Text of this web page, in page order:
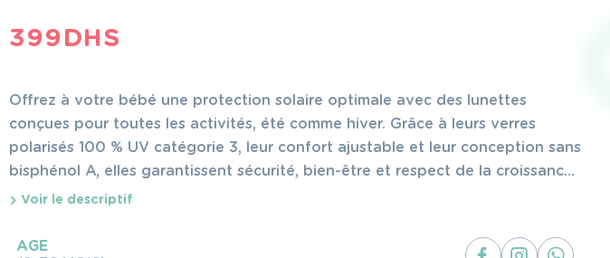
399DHS
Offrez à votre bébé une protection solaire optimale avec des lunettes
conçues pour toutes les activités, été comme hiver. Grâce à leurs verres
polarisés 100 % UV catégorie 3, leur confort ajustable et leur conception sans
bisphénol A, elles garantissent sécurité, bien-être et respect de la croissance
de votre enfant.
Voir le descriptif
AGE